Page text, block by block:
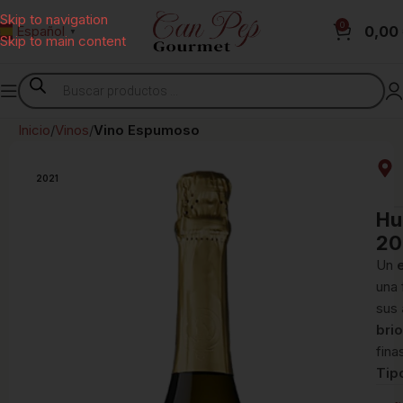
Skip to navigation
Skip to main content
Español ▼
0 0,00
Inicio Vinos Vino Espumoso
2021
Un
sus